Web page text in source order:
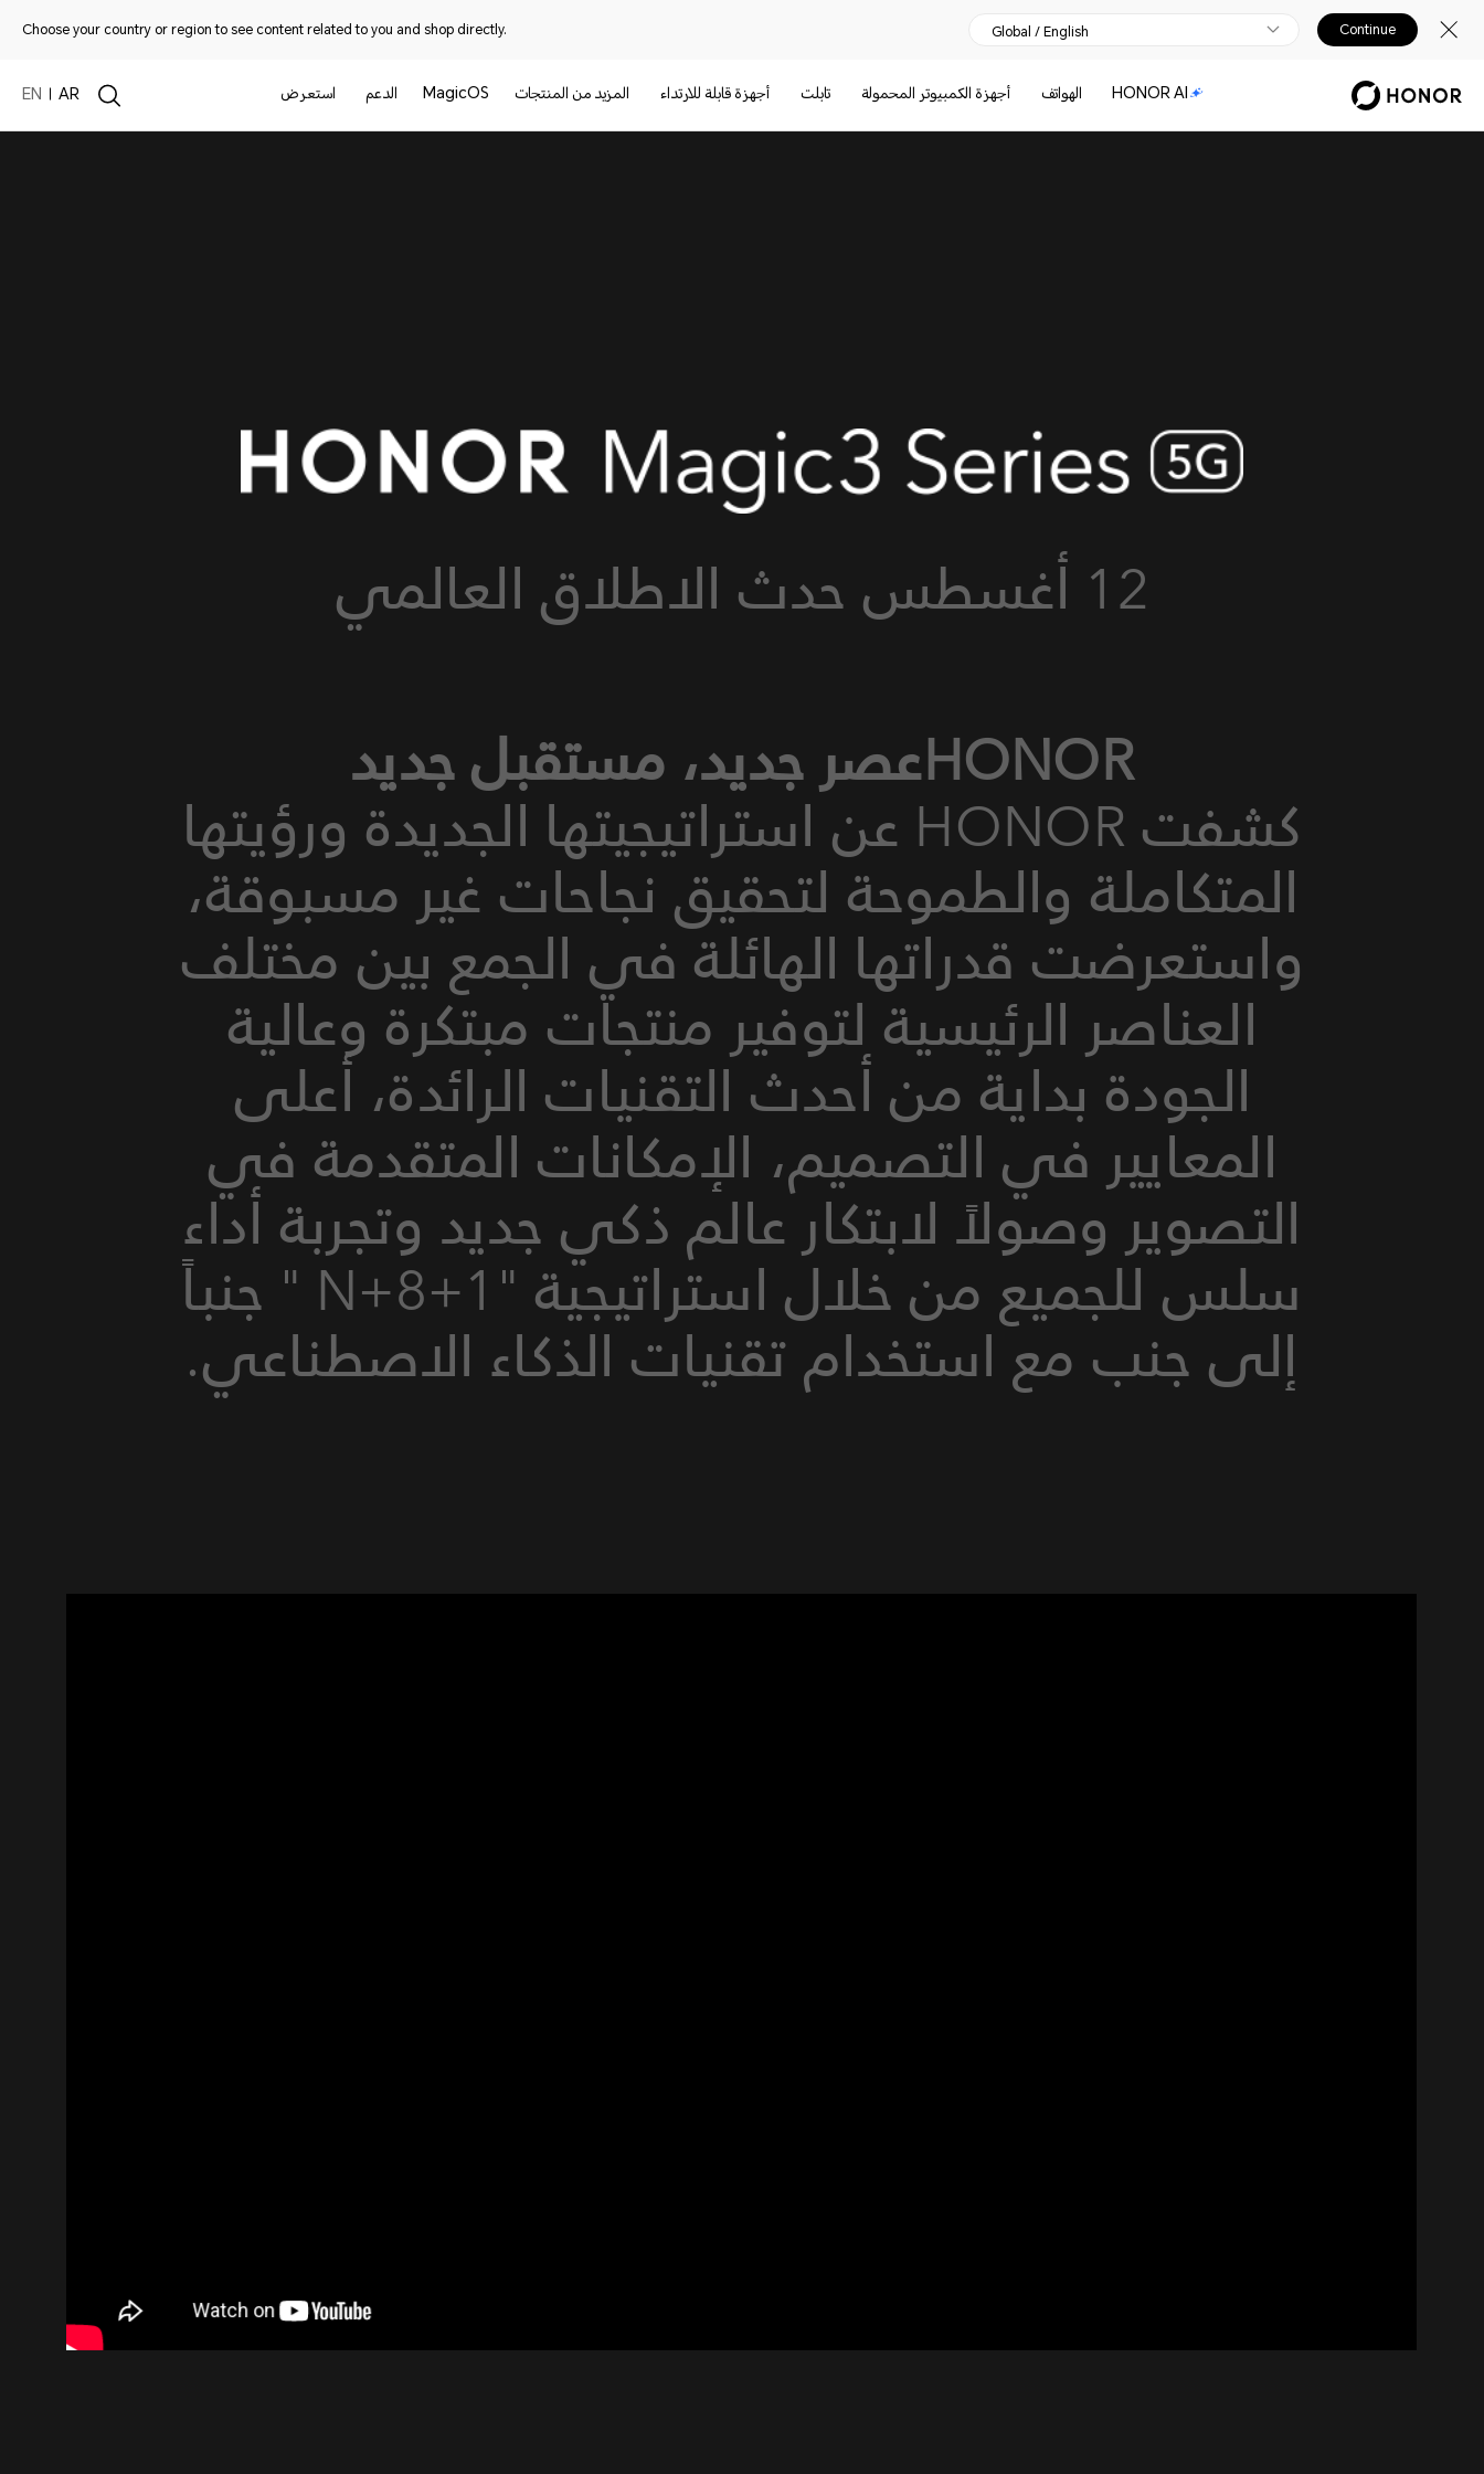
Choose your country or region to see content related to you and shop directly. Global / English Continue
HONOR AI الهواتف أجهزة الكمبيوتر المحمولة تابلت أجهزة قابلة للارتداء المزيد من المنتجات MagicOS الدعم استعرض AR
EN
12 أغسطس حدث الاطلاق العالمي
HONORعصر جديد، مستقبل جديد
كشفت HONOR عن استراتيجيتها الجديدة ورؤيتها
المتكاملة والطموحة لتحقيق نجاحات غير مسبوقة،
واستعرضت قدراتها الهائلة في الجمع بين مختلف
العناصر الرئيسية لتوفير منتجات مبتكرة وعالية
الجودة بداية من أحدث التقنيات الرائدة، أعلى
المعايير في التصميم، الإمكانات المتقدمة في
التصوير وصولاً لابتكار عالم ذكي جديد وتجربة أداء
سلس للجميع من خلال استراتيجية "1+8+N " جنباً
إلى جنب مع استخدام تقنيات الذكاء الاصطناعي.